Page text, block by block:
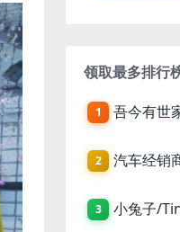
领取最多排行
1 吾今有世
2 汽车经销
3 小兔子/